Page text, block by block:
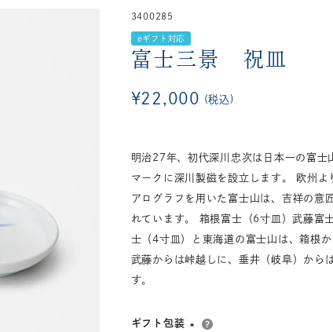
ボンボニエール
オツカレサマ、
ワタシ
動物モチーフ
節目の御祝
eギフト
33,001円～
55,001円(税込)
3400285
eギフト対応
富士三景 祝皿
¥22,000 税込
明治27年、初代深川忠次は日本一の富士
マークに深川製磁を設立します。 欧州よ
アログラフを用いた富士山は、吉祥の意
れています。 箱根富士（6寸皿）武藤富
士（4寸皿）と東海道の富士山は、箱根か
武藤からは峠越しに、垂井（岐阜）から
す。
ギフト包装